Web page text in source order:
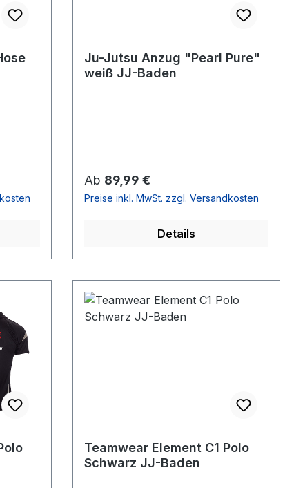
Ju-Jutsu Anzug "Pearl Pure"
weiß JJ-Baden
Regulärer Preis:
Ab 89,99 €
Preise inkl. MwSt. zzgl. Versandkosten
Details
Teamwear Element C1 Polo
Schwarz JJ-Baden